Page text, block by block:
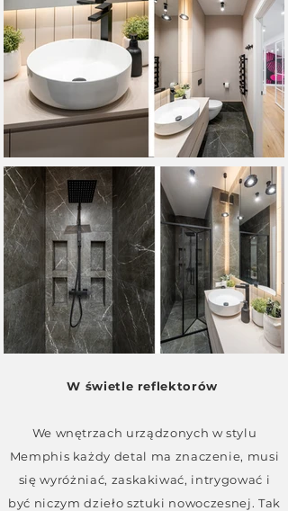
W świetle reflektorów
We wnętrzach urządzonych w stylu
Memphis każdy detal ma znaczenie, musi
się wyróżniać, zaskakiwać, intrygować i
być niczym dzieło sztuki nowoczesnej. Tak